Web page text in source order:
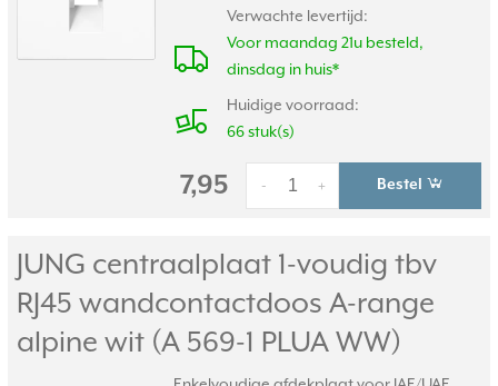
Verwachte levertijd:
Voor maandag 21u besteld,
dinsdag in huis*
Huidige voorraad:
66 stuk(s)
7,95 +
- Bestel
JUNG centraalplaat 1-voudig tbv
RJ45 wandcontactdoos A-range
alpine wit (A 569-1 PLUA WW)